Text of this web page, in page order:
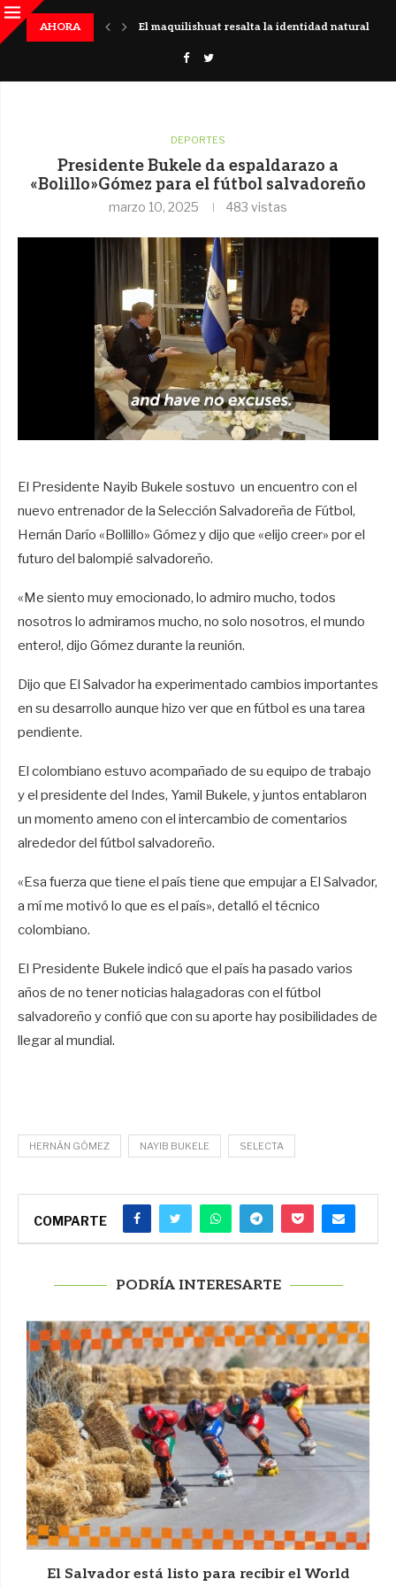
AHORA
histórico en El Salvador El maquilishuat resalta la identidad natural del
DEPORTES
Presidente Bukele da espaldarazo a
«Bolillo»Gómez para el fútbol salvadoreño
marzo 10, 2025 483 vistas
El Presidente Nayib Bukele sostuvo un encuentro con el
nuevo entrenador de la Selección Salvadoreña de Fútbol,
Hernán Darío «Bollillo» Gómez y dijo que «elijo creer» por el
futuro del balompié salvadoreño.
«Me siento muy emocionado, lo admiro mucho, todos
nosotros lo admiramos mucho, no solo nosotros, el mundo
entero!, dijo Gómez durante la reunión.
Dijo que El Salvador ha experimentado cambios importantes
en su desarrollo aunque hizo ver que en fútbol es una tarea
pendiente.
El colombiano estuvo acompañado de su equipo de trabajo
y el presidente del Indes, Yamil Bukele, y juntos entablaron
un momento ameno con el intercambio de comentarios
alrededor del fútbol salvadoreño.
«Esa fuerza que tiene el país tiene que empujar a El Salvador,
a mí me motivó lo que es el país», detalló el técnico
colombiano.
El Presidente Bukele indicó que el país ha pasado varios
años de no tener noticias halagadoras con el fútbol
salvadoreño y confió que con su aporte hay posibilidades de
llegar al mundial.
HERNÁN GÓMEZ NAYIB BUKELE SELECTA
COMPARTE
PODRÍA INTERESARTE
El Salvador está listo para recibir el World